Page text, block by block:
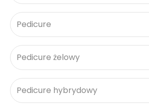
Pedicure
Pedicure żelowy
Pedicure hybrydowy